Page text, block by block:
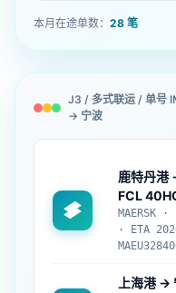
本月在途单数： 28 笔
J3 / 多式联运 / 单号
→ 宁波
鹿特丹港
FCL
MAERSK
· ETA
上海港 →